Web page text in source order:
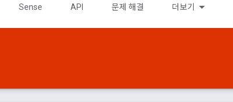
Sense API 문제 해결 더보기